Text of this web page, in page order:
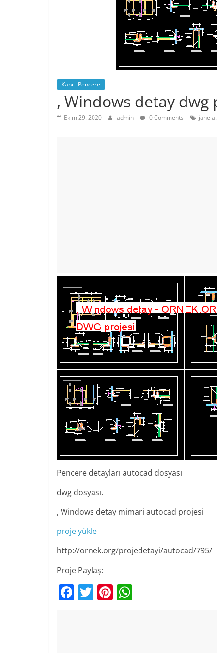
Kapı - Pencere
, Windows detay dwg
Ekim 29, 2020 admin 0 Comments
Pencere detayları autocad dosyası
dwg dosyası.
, Windows detay mimari autocad projesi
proje yükle
http://ornek.org/projedetayi/autocad/795/
Proje Paylaş:
F T Pi